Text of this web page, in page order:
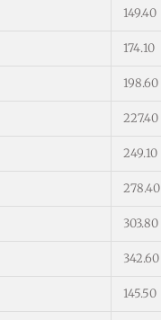
149.40
174.10
198.60
227.40
249.10
278.40
303.80
342.60
145.50